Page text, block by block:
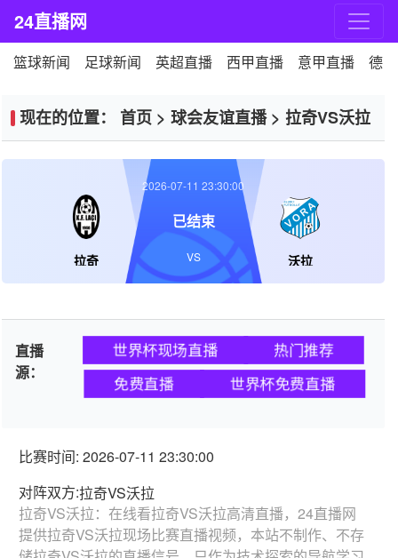
24直播网
篮球新闻 足球新闻 英超直播 西甲直播 意甲直播 德
现在的位置： 首页 > 球会友谊直播> 拉奇VS沃拉
拉奇 沃拉
2026-07-11 23:30:00
已结束
VS
直播
源：
世界杯现场直播
热门推荐
免费直播
世界杯免费直播
比赛时间: 2026-07-11 23:30:00
对阵双方:拉奇VS沃拉
拉奇VS沃拉：在线看拉奇VS沃拉高清直播，24直播网
提供拉奇VS沃拉现场比赛直播视频，本站不制作、不存